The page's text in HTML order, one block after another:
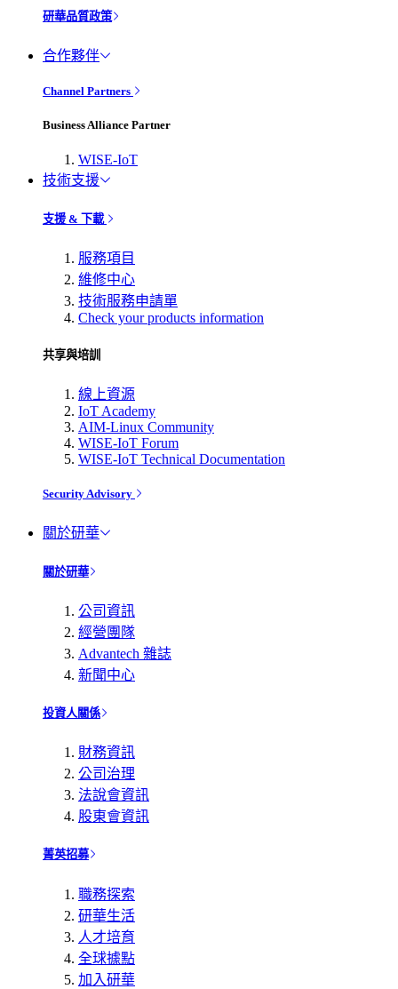
研華品質政策
合作夥伴
Channel Partners
Business Alliance Partner
WISE-IoT
技術支援
支援 & 下載
服務項目
維修中心
技術服務申請單
Check your products information
共享與培訓
線上資源
IoT Academy
AIM-Linux Community
WISE-IoT Forum
WISE-IoT Technical Documentation
Security Advisory
關於研華
關於研華
公司資訊
經營團隊
Advantech 雜誌
新聞中心
投資人關係
財務資訊
公司治理
法說會資訊
股東會資訊
菁英招募
職務探索
研華生活
人才培育
全球據點
加入研華